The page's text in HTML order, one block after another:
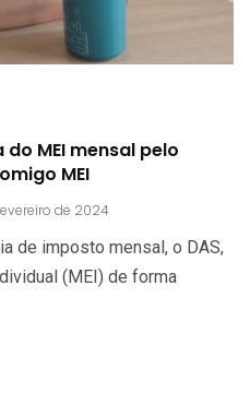
MEI mensal pelo
MEI
de 2024
de imposto mensal, o DAS,
(MEI) de forma